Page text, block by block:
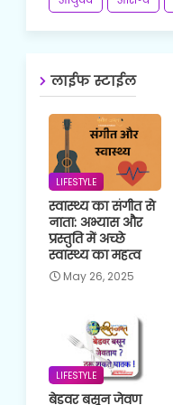
लाईफ स्टाईल
LIFESTYLE
स्वास्थ्य का संगीत से
नाता: अभ्यास और
प्रस्तुति में अच्छे
स्वास्थ्य का महत्व
May 26, 2025
LIFESTYLE
बेडवर बसून जेवण